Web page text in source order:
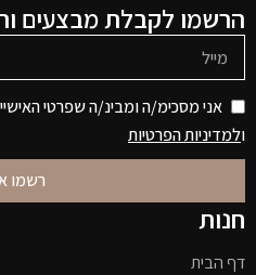
הרשמו לקבלת מבצעים
אני מסכימ/ה ומבינ/ה שפרטי
ולמדיניות הפרטיות
רשמו
חנות
דף הבית